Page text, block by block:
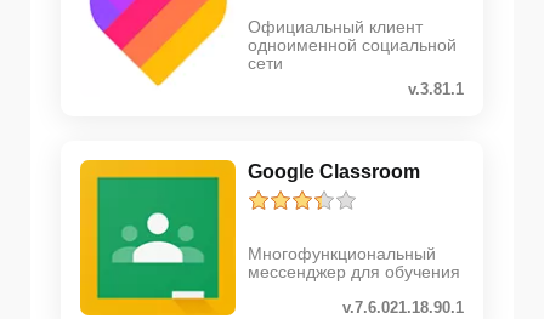
Официальный клиент
одноименной социальной
сети
v.3.81.1
Google Classroom
Многофункциональный
мессенджер для обучения
v.7.6.021.18.90.1